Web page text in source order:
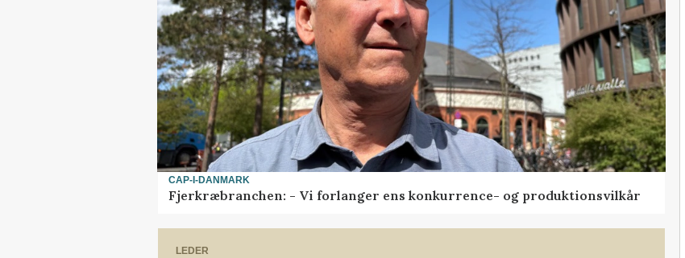
CAP-I-DANMARK
Fjerkræbranchen: - Vi forlanger ens konkurrence- og produktionsvilkår
LEDER